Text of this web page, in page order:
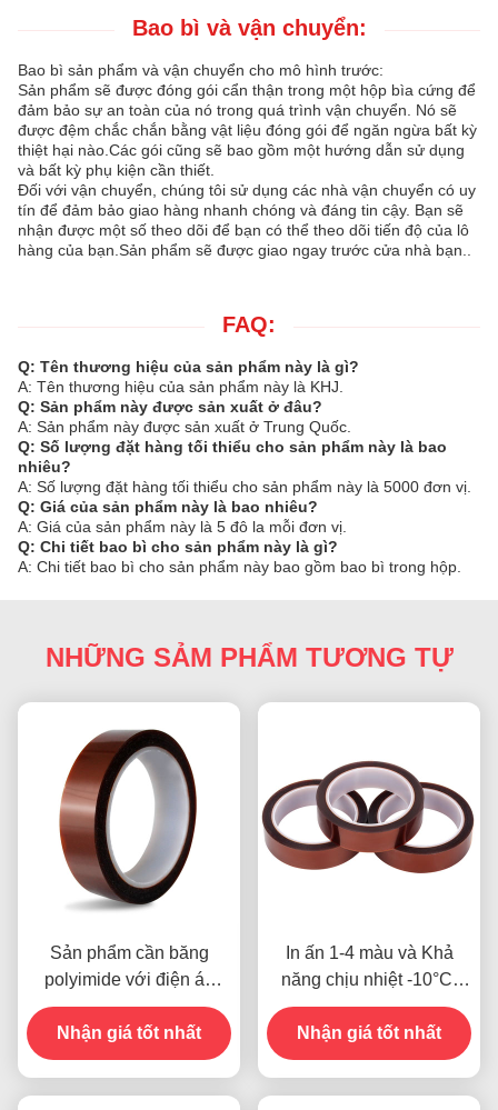
Bao bì và vận chuyển:
Bao bì sản phẩm và vận chuyển cho mô hình trước:
Sản phẩm sẽ được đóng gói cẩn thận trong một hộp bìa cứng để
đảm bảo sự an toàn của nó trong quá trình vận chuyển. Nó sẽ
được đệm chắc chắn bằng vật liệu đóng gói để ngăn ngừa bất kỳ
thiệt hại nào.Các gói cũng sẽ bao gồm một hướng dẫn sử dụng
và bất kỳ phụ kiện cần thiết.
Đối với vận chuyển, chúng tôi sử dụng các nhà vận chuyển có uy
tín để đảm bảo giao hàng nhanh chóng và đáng tin cậy. Bạn sẽ
nhận được một số theo dõi để bạn có thể theo dõi tiến độ của lô
hàng của bạn.Sản phẩm sẽ được giao ngay trước cửa nhà bạn..
FAQ:
Q: Tên thương hiệu của sản phẩm này là gì?
A: Tên thương hiệu của sản phẩm này là KHJ.
Q: Sản phẩm này được sản xuất ở đâu?
A: Sản phẩm này được sản xuất ở Trung Quốc.
Q: Số lượng đặt hàng tối thiểu cho sản phẩm này là bao
nhiêu?
A: Số lượng đặt hàng tối thiểu cho sản phẩm này là 5000 đơn vị.
Q: Giá của sản phẩm này là bao nhiêu?
A: Giá của sản phẩm này là 5 đô la mỗi đơn vị.
Q: Chi tiết bao bì cho sản phẩm này là gì?
A: Chi tiết bao bì cho sản phẩm này bao gồm bao bì trong hộp.
NHỮNG SẢM PHẨM TƯƠNG TỰ
Sản phẩm cần băng
polyimide với điện áp
kháng 1000V
Nhận giá tốt nhất
In ấn 1-4 màu và Khả
năng chịu nhiệt -10°C-
80°C Phương thức thanh
toán thẻ tín dụng cho các
mẫu trước đây
Nhận giá tốt nhất